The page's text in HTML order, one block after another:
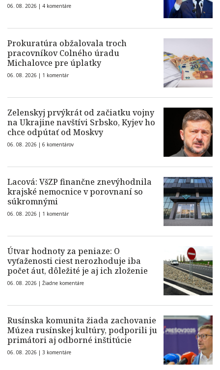
06. 08. 2026 | 4 komentáre
Prokuratúra obžalovala troch
pracovníkov Colného úradu
Michalovce pre úplatky
06. 08. 2026 | 1 komentár
Zelenskyj prvýkrát od začiatku vojny
na Ukrajine navštívi Srbsko, Kyjev ho
chce odpútať od Moskvy
06. 08. 2026 | 6 komentárov
Lacová: VšZP finančne znevýhodnila
krajské nemocnice v porovnaní so
súkromnými
06. 08. 2026 | 1 komentár
Útvar hodnoty za peniaze: O
vyťaženosti ciest nerozhoduje iba
počet áut, dôležité je aj ich zloženie
06. 08. 2026 | Žiadne komentáre
Rusínska komunita žiada zachovanie
Múzea rusínskej kultúry, podporili ju
primátori aj odborné inštitúcie
06. 08. 2026 | 3 komentáre